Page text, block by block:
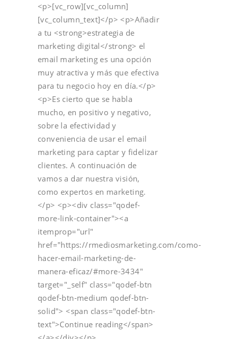
<p>[vc_row][vc_column]
[vc_column_text]</p> <p>Añadir
a tu <strong>estrategia de
marketing digital</strong> el
email marketing es una opción
muy atractiva y más que efectiva
para tu negocio hoy en día.</p>
<p>Es cierto que se habla
mucho, en positivo y negativo,
sobre la efectividad y
conveniencia de usar el email
marketing para captar y fidelizar
clientes. A continuación de
vamos a dar nuestra visión,
como expertos en marketing.
</p> <p><div class="qodef-
more-link-container"><a
itemprop="url"
href="https://rmediosmarketing.com/como-
hacer-email-marketing-de-
manera-eficaz/#more-3434"
target="_self" class="qodef-btn
qodef-btn-medium qodef-btn-
solid"> <span class="qodef-btn-
text">Continue reading</span>